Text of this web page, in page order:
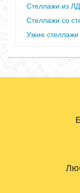
Стеллажи из
Стеллажи со
Узкие стеллажи